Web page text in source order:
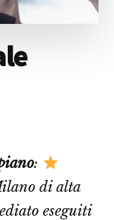
:
di alta
eseguiti